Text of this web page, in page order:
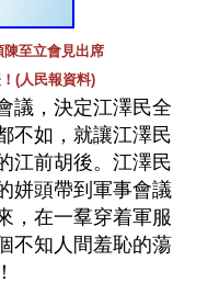
至立會見出席
(人民報資料)
議，決定江澤民全
不如，就讓江澤民
江前胡後。江澤民
姘頭帶到軍事會議
，在一羣穿着軍服
不知人間羞恥的蕩